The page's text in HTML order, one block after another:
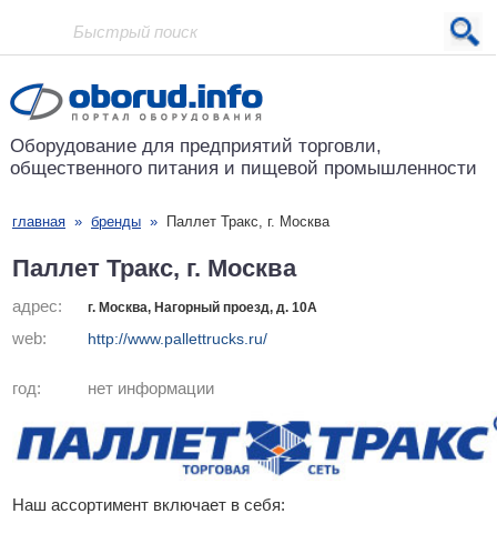
Проект основан в 2001 году
Оборудование для предприятий торговли,
общественного питания и пищевой промышленности
главная » бренды » Паллет Тракс, г. Москва
Паллет Тракс, г. Москва
адрес: г. Москва, Нагорный проезд, д. 10А
web: http://www.pallettrucks.ru/
год: нет информации
Наш ассортимент включает в себя: